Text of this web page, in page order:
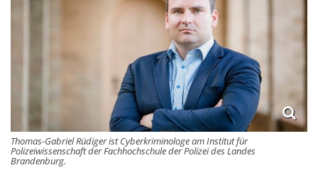
Thomas-Gabriel Rüdiger ist Cyberkriminologe am Institut für
Polizeiwissenschaft der Fachhochschule der Polizei des Landes
Brandenburg.